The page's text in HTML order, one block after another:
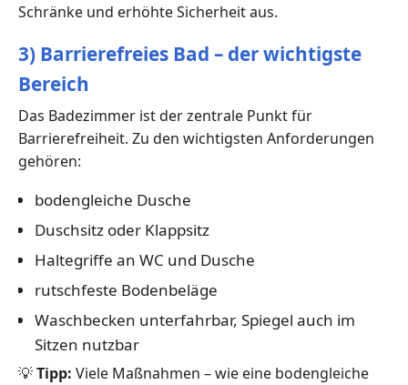
Schränke und erhöhte Sicherheit aus.
3) Barrierefreies Bad – der wichtigste
Bereich
Das Badezimmer ist der zentrale Punkt für
Barrierefreiheit. Zu den wichtigsten Anforderungen
gehören:
bodengleiche Dusche
Duschsitz oder Klappsitz
Haltegriffe an WC und Dusche
rutschfeste Bodenbeläge
Waschbecken unterfahrbar, Spiegel auch im
Sitzen nutzbar
💡Tipp: Viele Maßnahmen – wie eine bodengleiche